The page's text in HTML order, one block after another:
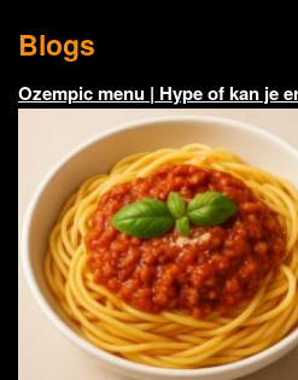
Blogs
Ozempic menu | Hype of kan je